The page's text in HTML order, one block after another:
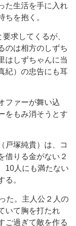
た生活を手に入れ
ちを抱く。
求してくるが、
のは相方のしずち
はしずちゃんに当
紀）の忠告にも耳
ファーが舞い込
をもみ消そうとす
戸塚純貴）は、コ
借りる金がない２
10人にも満たない
る。
た。主人公２人の
いて胸を打たれ
ご過ぎて敵を作る